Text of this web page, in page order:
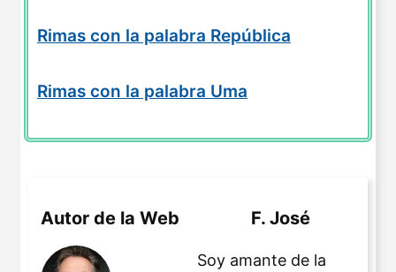
Rimas con la palabra República
Rimas con la palabra Uma
Autor de la Web F. José
Soy amante de la